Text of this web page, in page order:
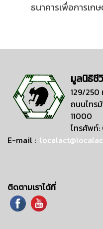
ธนาคารเพื่อการเ
มูลนิธิชี
129/250
ถนนไทร
11000
โทรศัพท์
E-mail :
ติดตามเราได้ที่